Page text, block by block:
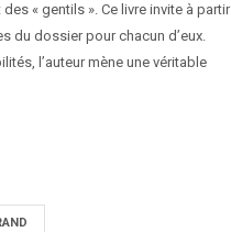
« gentils ». Ce livre invite à partir
du dossier pour chacun d’eux.
l’auteur mène une véritable